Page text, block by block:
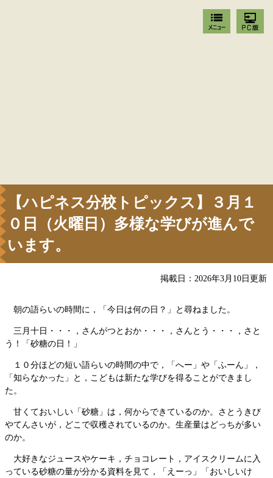
【ハピネス分校トピックス】３月１
０日（火曜日）多様な学びが進んで
います。
掲載日：2026年3月10日更新
朝の語らいの時間に，「今日は何の日？」と尋ねました。
三月十日・・・，さんがつとおか・・・，さんとう・・・，さと
う！「砂糖の日！」
１０分ほどの短い語らいの時間の中で，「へー」や「ふーん」，
「知らなかった」と，こどもは新たな学びを得ることができまし
た。
甘くておいしい「砂糖」は，何からできているのか。さとうきび
やてんさいが，どこで収穫されているのか。生産量はどっちが多い
のか。
大好きなジュースやケーキ，チョコレート，アイスクリームに入
っている砂糖の量が分かる資料を見て，「えーっ」「おいしいけ